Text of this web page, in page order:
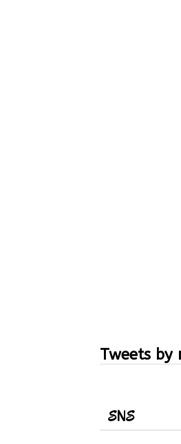
Tweets by
SNS